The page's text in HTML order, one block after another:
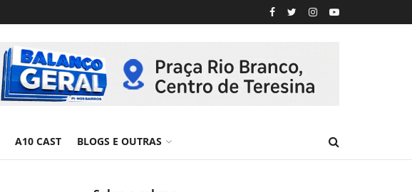
A10 CAST BLOGS E OUTRAS